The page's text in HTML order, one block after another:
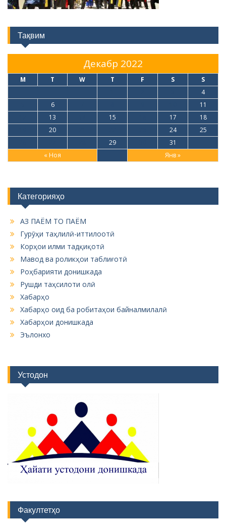
Тақвим
Декабр 2022
M T W T F S S
« Ноя Янв »
4
6
11
13 15 17
18
20 24
25
29 31
Категорияҳо
АЗ ПАЁМ ТО ПАЁМ
Гурӯҳи таҳлилӣ-иттилоотӣ
Корҳои илми тадқиқотӣ
Мавод ва роликҳои таблиғотӣ
Роҳбарияти донишкада
Рушди таҳсилоти олӣ
Хабарҳо
Хабарҳо оид ба робитаҳои байналмилалӣ
Хабарҳои донишкада
Эълонхо
Устодон
Факултетҳо